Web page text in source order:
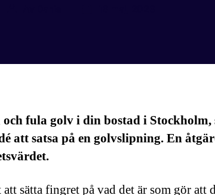
fula golv i din bostad i Stockholm,
att satsa på en golvslipning. En
sätta fingret på vad det är som gör att